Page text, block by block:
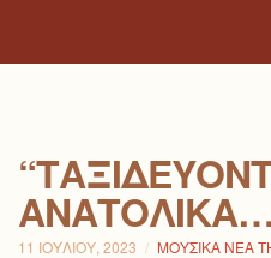
11 ΙΟΥΛΊΟΥ, 2023 ΜΟΥΣΙΚΆ ΝΈΑ